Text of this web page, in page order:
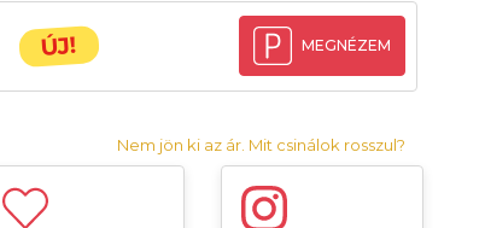
ÚJ! MEGNÉZEM
Nem jön ki az ár. Mit csinálok rosszul?